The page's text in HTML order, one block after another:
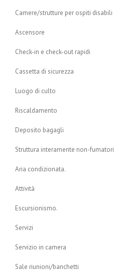
Camere/strutture per ospiti disabili
Ascensore
Check-in e check-out rapidi
Cassetta di sicurezza
Luogo di culto
Riscaldamento
Deposito bagagli
Struttura interamente non-fumatori
Aria condizionata.
Attività
Escursionismo.
Servizi
Servizio in camera
Sale riunioni/banchetti